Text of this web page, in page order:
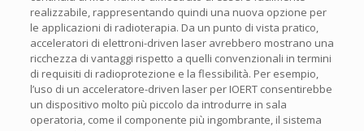
realizzabile, rappresentando quindi una nuova opzione per
le applicazioni di radioterapia. Da un punto di vista pratico,
acceleratori di elettroni-driven laser avrebbero mostrano una
ricchezza di vantaggi rispetto a quelli convenzionali in termini
di requisiti di radioprotezione e la flessibilità. Per esempio,
l’uso di un acceleratore-driven laser per IOERT consentirebbe
un dispositivo molto più piccolo da introdurre in sala
operatoria, come il componente più ingombrante, il sistema